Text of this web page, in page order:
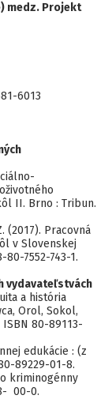
medz. Projekt
II. Brno : Tribun.
(2017). Pracovná
v Slovenskej
7552-743-1.
vydavateľstvách
a história
Orol, Sokol,
ISBN 80-89113-
edukácie : (z
89229-01-8.
kriminogénny
00-0.